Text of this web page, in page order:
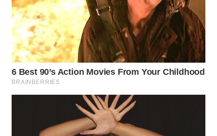
WN
MADURA
WN
SURABAYA
WN
NATUNA